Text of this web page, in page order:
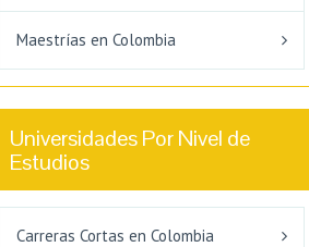
Maestrías en Colombia
Universidades Por Nivel de
Estudios
Carreras Cortas en Colombia